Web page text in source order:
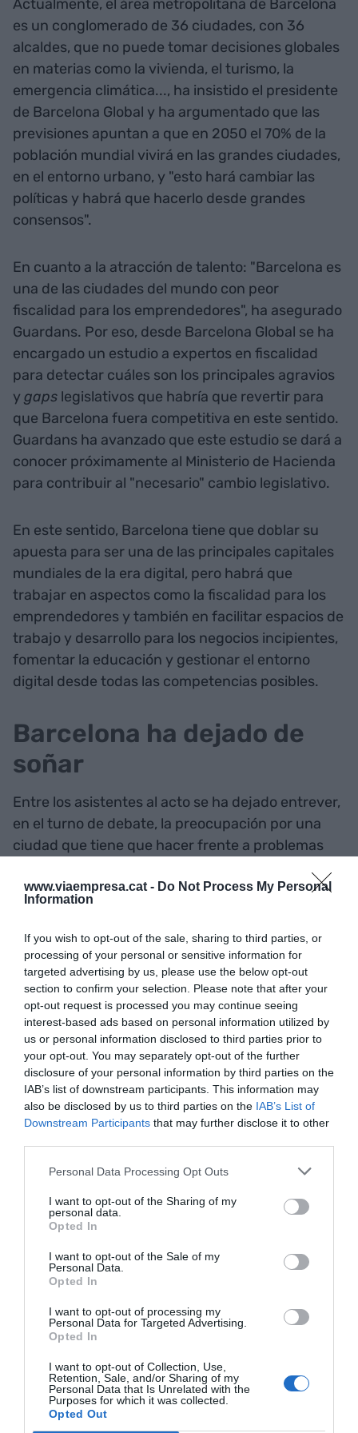
www.viaempresa.cat - Do Not Process My Personal
Information
If you wish to opt-out of the sale, sharing to third parties, or
processing of your personal or sensitive information for
targeted advertising by us, please use the below opt-out
section to confirm your selection. Please note that after your
opt-out request is processed you may continue seeing
interest-based ads based on personal information utilized by
us or personal information disclosed to third parties prior to
your opt-out. You may separately opt-out of the further
disclosure of your personal information by third parties on the
IAB’s list of downstream participants. This information may
also be disclosed by us to third parties on the IAB’s List of
Downstream Participants that may further disclose it to other
Personal Data Processing Opt Outs
I want to opt-out of the Sharing of my
personal data.
Opted In
I want to opt-out of the Sale of my
Personal Data.
Opted In
I want to opt-out of processing my
Personal Data for Targeted Advertising.
Opted In
I want to opt-out of Collection, Use,
Retention, Sale, and/or Sharing of my
Personal Data that Is Unrelated with the
Purposes for which it was collected.
Opted Out
Actualmente, el área metropolitana de Barcelona
es un conglomerado de 36 ciudades, con 36
alcaldes, que no puede tomar decisiones globales
en materias como la vivienda, el turismo, la
emergencia climática..., ha insistido el presidente
de Barcelona Global y ha argumentado que las
previsiones apuntan a que en 2050 el 70% de la
población mundial vivirá en las grandes ciudades,
en el entorno urbano, y "esto hará cambiar las
políticas y habrá que hacerlo desde grandes
consensos".
En cuanto a la atracción de talento: "Barcelona es
una de las ciudades del mundo con peor
fiscalidad para los emprendedores", ha asegurado
Guardans. Por eso, desde Barcelona Global se ha
encargado un estudio a expertos en fiscalidad
para detectar cuáles son los principales agravios
y gaps legislativos que habría que revertir para
que Barcelona fuera competitiva en este sentido.
Guardans ha avanzado que este estudio se dará a
conocer próximamente al Ministerio de Hacienda
para contribuir al "necesario" cambio legislativo.
En este sentido, Barcelona tiene que doblar su
apuesta para ser una de las principales capitales
mundiales de la era digital, pero habrá que
trabajar en aspectos como la fiscalidad para los
emprendedores y también en facilitar espacios de
trabajo y desarrollo para los negocios incipientes,
fomentar la educación y gestionar el entorno
digital desde todas las competencias posibles.
Barcelona ha dejado de
soñar
Entre los asistentes al acto se ha dejado entrever,
en el turno de debate, la preocupación por una
ciudad que tiene que hacer frente a problemas
cancelación del Mobile World Congress (MWC).
hacer que Barcelona vuelva a soñar.
Pau Guardans ha hecho un repaso de los
aspectos en los que la ciudad puede mejorar y
hacer que "vuelva a soñar", que sea una ciudad
"donde haya grúas", ha mencionado como símbolo
de un futuro prometedor, de una urbe que tiene
proyectos. Así, ha considerado que se tiene que
trabajar en ámbitos como el posicionamiento de la
capital catalana en los mejores rankings
internacionales de ámbitos tan variados como la
cultura, la educación, la innovación, el talento...
Por otro lado, ha avanzado que la entidad ha
próximamente se podrá visionar en TV3- donde
se ha "dibujado" cómo tendría que ser la
Barcelona de 2050, con propuestas concretas
para varias zonas de la ciudad. "Hay que
ofrece la ciudad y potenciarlas en el futuro", ha
insistido.